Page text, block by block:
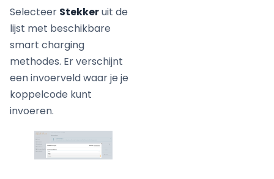
Selecteer Stekkeruit de
lijst met beschikbare
smart charging
methodes. Er verschijnt
een invoerveld waar je je
koppelcode kunt
invoeren.